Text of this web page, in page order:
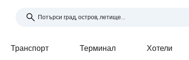
Транспорт Терминал Хотели